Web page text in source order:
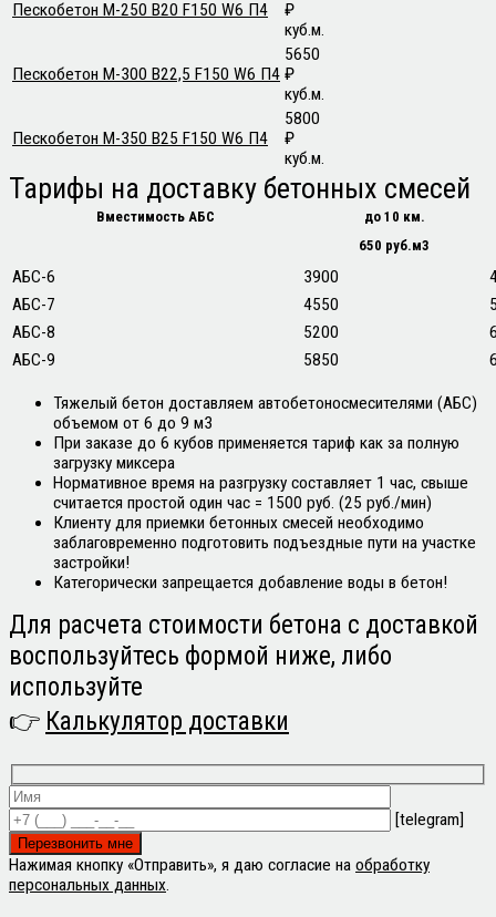
Пескобетон М-250 B20 F150 W6 П4
₽
куб.м.
Пескобетон М-300 В22,5 F150 W6 П4
5650
₽
куб.м.
Пескобетон М-350 В25 F150 W6 П4
5800
₽
куб.м.
Тарифы на доставку бетонных смесей
Вместимость АБС
до 10 км.
650 руб.м3
АБС-6 3900
АБС-7
4550
АБС-8
5200
АБС-9
5850
Тяжелый бетон доставляем автобетоносмесителями (АБС)
объемом от 6 до 9 м3
При заказе до 6 кубов применяется тариф как за полную
загрузку миксера
Нормативное время на разгрузку составляет 1 час, свыше
считается простой один час = 1500 руб. (25 руб./мин)
Клиенту для приемки бетонных смесей необходимо
заблаговременно подготовить подъездные пути на участке
застройки!
Категорически запрещается добавление воды в бетон!
Для расчета стоимости бетона с доставкой
воспользуйтесь формой ниже, либо
используйте
👉 Калькулятор доставки
[telegram]
Нажимая кнопку «Отправить», я даю согласие на обработку
персональных данных.